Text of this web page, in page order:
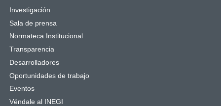
Investigación
Sala de prensa
Normateca Institucional
Transparencia
Desarrolladores
Oportunidades de trabajo
Eventos
Véndale al INEGI